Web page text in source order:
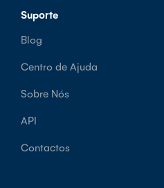
Suporte
Blog
Centro de Ajuda
Sobre Nós
API
Contactos